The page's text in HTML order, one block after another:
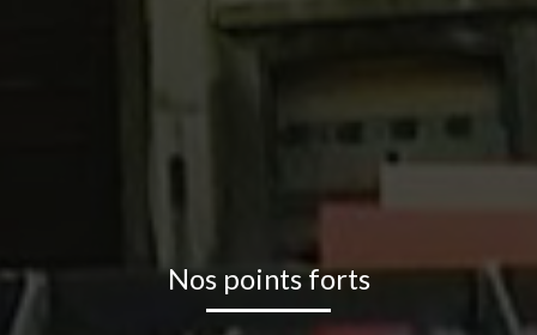
Nos points forts